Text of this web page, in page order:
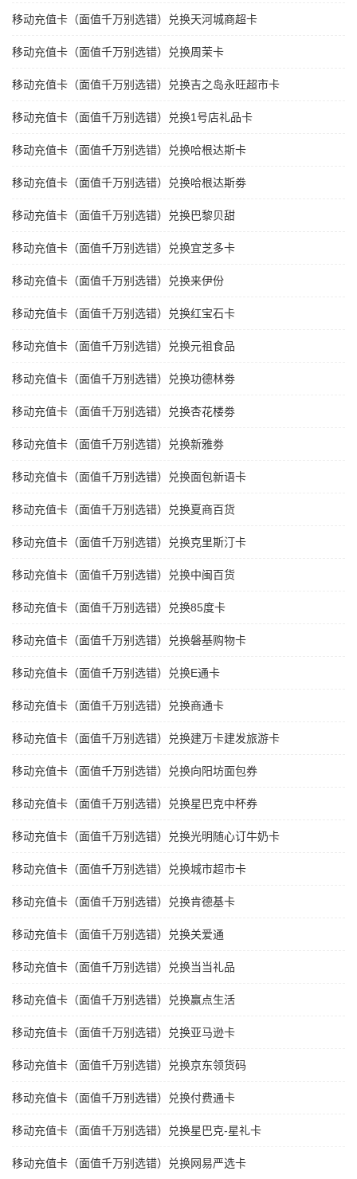
移动充值卡（面值千万别选错）兑换天河城商超卡
移动充值卡（面值千万别选错）兑换周茉卡
移动充值卡（面值千万别选错）兑换吉之岛永旺超市卡
移动充值卡（面值千万别选错）兑换1号店礼品卡
移动充值卡（面值千万别选错）兑换哈根达斯卡
移动充值卡（面值千万别选错）兑换哈根达斯劵
移动充值卡（面值千万别选错）兑换巴黎贝甜
移动充值卡（面值千万别选错）兑换宜芝多卡
移动充值卡（面值千万别选错）兑换来伊份
移动充值卡（面值千万别选错）兑换红宝石卡
移动充值卡（面值千万别选错）兑换元祖食品
移动充值卡（面值千万别选错）兑换功德林劵
移动充值卡（面值千万别选错）兑换杏花楼劵
移动充值卡（面值千万别选错）兑换新雅劵
移动充值卡（面值千万别选错）兑换面包新语卡
移动充值卡（面值千万别选错）兑换夏商百货
移动充值卡（面值千万别选错）兑换克里斯汀卡
移动充值卡（面值千万别选错）兑换中闽百货
移动充值卡（面值千万别选错）兑换85度卡
移动充值卡（面值千万别选错）兑换磐基购物卡
移动充值卡（面值千万别选错）兑换E通卡
移动充值卡（面值千万别选错）兑换商通卡
移动充值卡（面值千万别选错）兑换建万卡建发旅游卡
移动充值卡（面值千万别选错）兑换向阳坊面包券
移动充值卡（面值千万别选错）兑换星巴克中杯券
移动充值卡（面值千万别选错）兑换光明随心订牛奶卡
移动充值卡（面值千万别选错）兑换城市超市卡
移动充值卡（面值千万别选错）兑换肯德基卡
移动充值卡（面值千万别选错）兑换关爱通
移动充值卡（面值千万别选错）兑换当当礼品
移动充值卡（面值千万别选错）兑换赢点生活
移动充值卡（面值千万别选错）兑换亚马逊卡
移动充值卡（面值千万别选错）兑换京东领货码
移动充值卡（面值千万别选错）兑换付费通卡
移动充值卡（面值千万别选错）兑换星巴克-星礼卡
移动充值卡（面值千万别选错）兑换网易严选卡